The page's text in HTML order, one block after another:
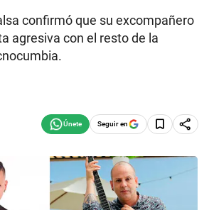
confirmó que su excompañero
agresiva con el resto de la
Seguir en